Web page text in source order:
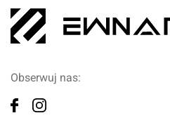
Obserwuj nas: